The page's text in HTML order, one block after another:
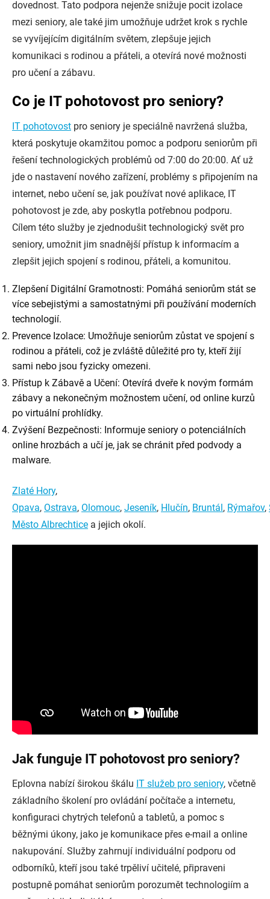
dovednost. Tato podpora nejenže snižuje pocit izolace
mezi seniory, ale také jim umožňuje udržet krok s rychle
se vyvíjejícím digitálním světem, zlepšuje jejich
komunikaci s rodinou a přáteli, a otevírá nové možnosti
pro učení a zábavu.
Co je IT pohotovost pro seniory?
IT pohotovost pro seniory je speciálně navržená služba,
která poskytuje okamžitou pomoc a podporu seniorům při
řešení technologických problémů od 7:00 do 20:00. Ať už
jde o nastavení nového zařízení, problémy s připojením na
internet, nebo učení se, jak používat nové aplikace, IT
pohotovost je zde, aby poskytla potřebnou podporu.
Cílem této služby je zjednodušit technologický svět pro
seniory, umožnit jim snadnější přístup k informacím a
zlepšit jejich spojení s rodinou, přáteli, a komunitou.
Zlepšení Digitální Gramotnosti: Pomáhá seniorům stát se
více sebejistými a samostatnými při používání moderních
technologií.
Prevence Izolace: Umožňuje seniorům zůstat ve spojení s
rodinou a přáteli, což je zvláště důležité pro ty, kteří žijí
sami nebo jsou fyzicky omezeni.
Přístup k Zábavě a Učení: Otevírá dveře k novým formám
zábavy a nekonečným možnostem učení, od online kurzů
po virtuální prohlídky.
Zvýšení Bezpečnosti: Informuje seniory o potenciálních
online hrozbách a učí je, jak se chránit před podvody a
malware.
Zlaté Hory,
Opava, Ostrava, Olomouc, Jeseník, Hlučín, Bruntál, Rýmařov,
Město Albrechtice a jejich okolí.
Jak funguje IT pohotovost pro seniory?
Eplovna nabízí širokou škálu IT služeb pro seniory, včetně
základního školení pro ovládání počítače a internetu,
konfiguraci chytrých telefonů a tabletů, a pomoc s
běžnými úkony, jako je komunikace přes e-mail a online
nakupování. Služby zahrnují individuální podporu od
odborníků, kteří jsou také trpěliví učitelé, připraveni
postupně pomáhat seniorům porozumět technologiím a